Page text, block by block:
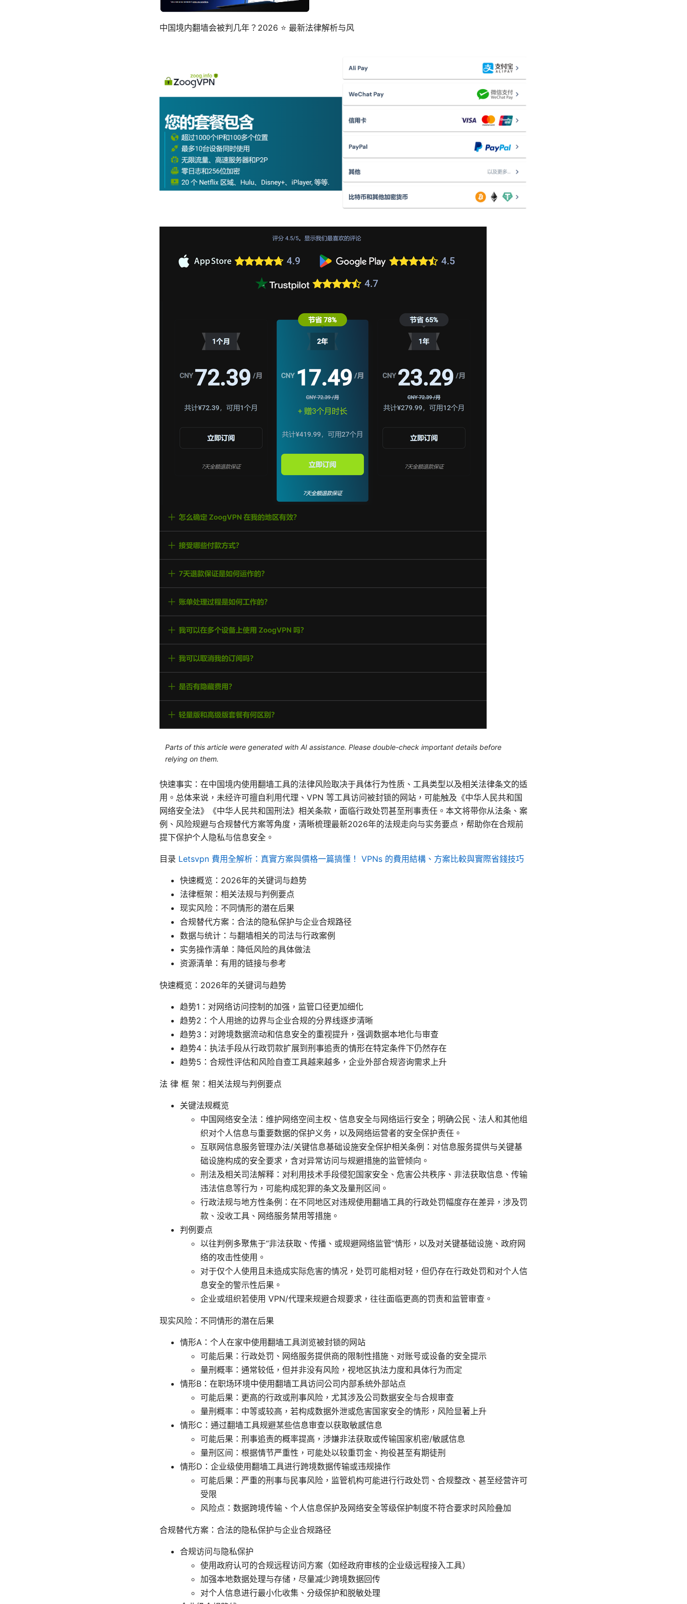
中国境内翻墙会被判几年？2026 ⭐ 最新法律解析与风
Parts of this article were generated with AI assistance. Please double-check important details before
relying on them.
快速事实：在中国境内使用翻墙工具的法律风险取决于具体行为性质、工具类型以及相关法律条文的适
用。总体来说，未经许可擅自利用代理、VPN 等工具访问被封锁的网站，可能触及《中华人民共和国
网络安全法》《中华人民共和国刑法》相关条款，面临行政处罚甚至刑事责任。本文将带你从法条、案
例、风险规避与合规替代方案等角度，清晰梳理最新2026年的法规走向与实务要点，帮助你在合规前
提下保护个人隐私与信息安全。
目录 Letsvpn 費用全解析：真實方案與價格一篇搞懂！ VPNs 的費用結構、方案比較與實際省錢技巧
快速概览：2026年的关键词与趋势
法律框架：相关法规与判例要点
现实风险：不同情形的潜在后果
合规替代方案：合法的隐私保护与企业合规路径
数据与统计：与翻墙相关的司法与行政案例
实务操作清单：降低风险的具体做法
资源清单：有用的链接与参考
快速概览：2026年的关键词与趋势
趋势1：对网络访问控制的加强，监管口径更加细化
趋势2：个人用途的边界与企业合规的分界线逐步清晰
趋势3：对跨境数据流动和信息安全的重视提升，强调数据本地化与审查
趋势4：执法手段从行政罚款扩展到刑事追责的情形在特定条件下仍然存在
趋势5：合规性评估和风险自查工具越来越多，企业外部合规咨询需求上升
法 律 框 架：相关法规与判例要点
关键法规概览
中国网络安全法：维护网络空间主权、信息安全与网络运行安全；明确公民、法人和其他组
织对个人信息与重要数据的保护义务，以及网络运营者的安全保护责任。
互联网信息服务管理办法/关键信息基础设施安全保护相关条例：对信息服务提供与关键基
础设施构成的安全要求，含对异常访问与规避措施的监管倾向。
刑法及相关司法解释：对利用技术手段侵犯国家安全、危害公共秩序、非法获取信息、传输
违法信息等行为，可能构成犯罪的条文及量刑区间。
行政法规与地方性条例：在不同地区对违规使用翻墙工具的行政处罚幅度存在差异，涉及罚
款、没收工具、网络服务禁用等措施。
判例要点
以往判例多聚焦于“非法获取、传播、或规避网络监管”情形，以及对关键基础设施、政府网
络的攻击性使用。
对于仅个人使用且未造成实际危害的情况，处罚可能相对轻，但仍存在行政处罚和对个人信
息安全的警示性后果。
企业或组织若使用 VPN/代理来规避合规要求，往往面临更高的罚责和监管审查。
现实风险：不同情形的潜在后果
情形A：个人在家中使用翻墙工具浏览被封锁的网站
可能后果：行政处罚、网络服务提供商的限制性措施、对账号或设备的安全提示
量刑概率：通常较低，但并非没有风险，视地区执法力度和具体行为而定
情形B：在职场环境中使用翻墙工具访问公司内部系统外部站点
可能后果：更高的行政或刑事风险，尤其涉及公司数据安全与合规审查
量刑概率：中等或较高，若构成数据外泄或危害国家安全的情形，风险显著上升
情形C：通过翻墙工具规避某些信息审查以获取敏感信息
可能后果：刑事追责的概率提高，涉嫌非法获取或传输国家机密/敏感信息
量刑区间：根据情节严重性，可能处以较重罚金、拘役甚至有期徒刑
情形D：企业级使用翻墙工具进行跨境数据传输或违规操作
可能后果：严重的刑事与民事风险，监管机构可能进行行政处罚、合规整改、甚至经营许可
受限
风险点：数据跨境传输、个人信息保护及网络安全等级保护制度不符合要求时风险叠加
合规替代方案：合法的隐私保护与企业合规路径
合规访问与隐私保护
使用政府认可的合规远程访问方案（如经政府审核的企业级远程接入工具）
加强本地数据处理与存储，尽量减少跨境数据回传
对个人信息进行最小化收集、分级保护和脱敏处理